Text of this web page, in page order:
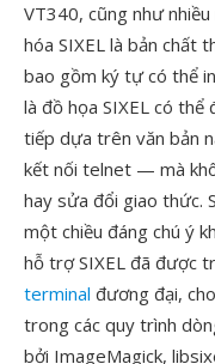
VT340, cũng như
hóa SIXEL là bản chất
bao gồm ký tự có thể
là đồ họa SIXEL có
tiếp dựa trên văn bản
kết nối telnet — mà
hay sửa đổi giao thức.
một chiều đáng chú ý
hỗ trợ SIXEL đã được
terminal đương đại,
trong các quy trình
bởi ImageMagick,